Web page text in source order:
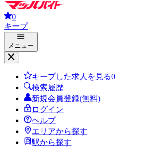
0
キープ
メニュー
キープした求人を見る0
検索履歴
新規会員登録(無料)
ログイン
ヘルプ
エリアから探す
駅から探す